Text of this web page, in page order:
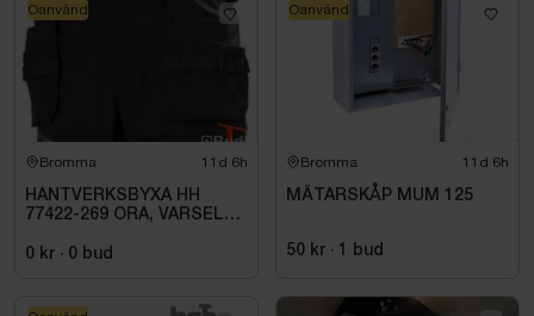
Bromma 11d 6h
HANTVERKSBYXA HH
77422-269 ORA, VARSEL
0 kr · 0 bud
Oanvänd
Bromma 11d 6h
MÄTARSKÅP MUM 125
50 kr · 1 bud
Oanvänd